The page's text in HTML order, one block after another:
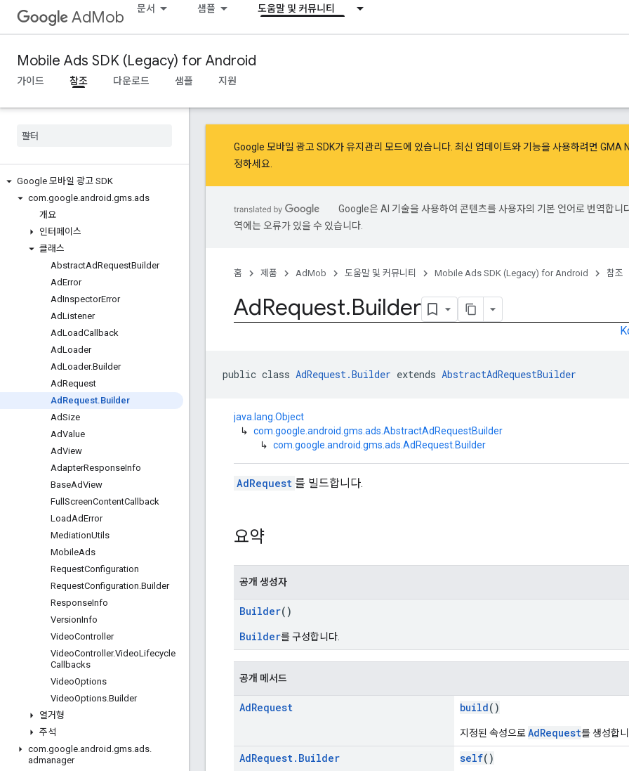
AdMob 문서 샘플 도움말 및 커뮤니티
Mobile Ads SDK (Legacy) for Android
가이드 참조 다운로드 샘플 지원
Google 모바일 광고 SDK
com.google.android .gms.ads
개요
인터페이스
클래스
AbstractAdRequestBuilder
AdError
AdInspectorError
AdListener
AdLoadCallback
AdLoader
AdLoader.Builder
AdRequest
Ad Request.Builder
AdSize
AdValue
AdView
AdapterResponseInfo
BaseAdView
Full ScreenContentCallback
LoadAdError
MediationUtils
MobileAds
RequestConfiguration
RequestConfiguration.Builder
ResponseInfo
VersionInfo
VideoController
VideoController.VideoLifecycle
Callbacks
VideoOptions
VideoOptions.Builder
열거형
주석
com.google.android .gms.ads.
admanager
Google 모바일 광고 SDK가 유지관리 모드에 있습니다. 최신 업데이트와 기능을 사용하려면 GMA
정하세요.
Google은 AI 기술을 사용하여 콘텐츠를 사용자의 기본 언어로 번역합니
역에는 오류가 있을 수 있습니다.
홈 제품 AdMob 도움말 및 커뮤니티 Mobile Ads SDK (Legacy) for Android 참조
AdRequest.Builder
public class AdRequest.Builder extends AbstractAdRequestBuilder
java.lang.Object
↳ com.google.android.gms.ads.AbstractAdRequestBuilder
↳ com.google.android.gms.ads.AdRequest.Builder
AdRequest 를 빌드합니다.
요약
공개 생성자
Builder()
Builder를 구성합니다.
공개 메서드
AdRequest build()
지정된 속성으로AdRequest를 생성합니
AdRequest. Builder self()